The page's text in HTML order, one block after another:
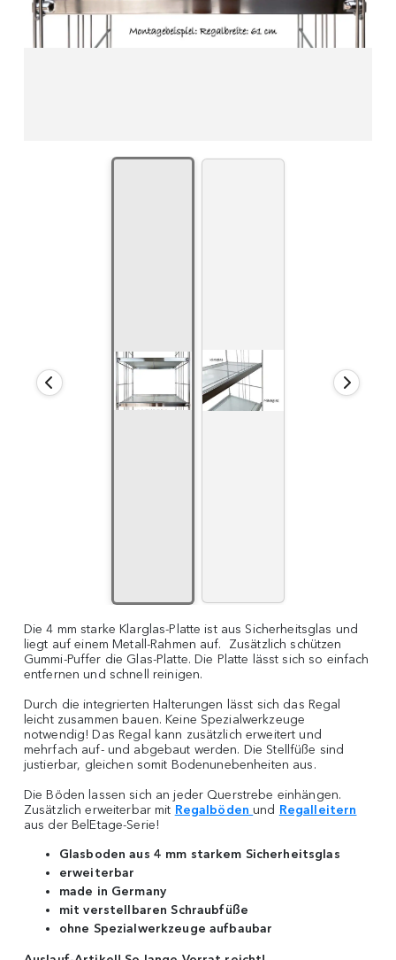
Die 4 mm starke Klarglas-Platte ist aus Sicherheitsglas und
liegt auf einem Metall-Rahmen auf. Zusätzlich schützen
Gummi-Puffer die Glas-Platte. Die Platte lässt sich so einfach
entfernen und schnell reinigen.
Durch die integrierten Halterungen lässt sich das Regal
leicht zusammen bauen. Keine Spezialwerkzeuge
notwendig! Das Regal kann zusätzlich erweitert und
mehrfach auf- und abgebaut werden. Die Stellfüße sind
justierbar, gleichen somit Bodenunebenheiten aus.
Die Böden lassen sich an jeder Querstrebe einhängen.
Zusätzlich erweiterbar mit Regalböden und Regalleitern
aus der BelEtage-Serie!
Glasboden aus 4 mm starkem Sicherheitsglas
erweiterbar
made in Germany
mit verstellbaren Schraubfüße
ohne Spezialwerkzeuge aufbaubar